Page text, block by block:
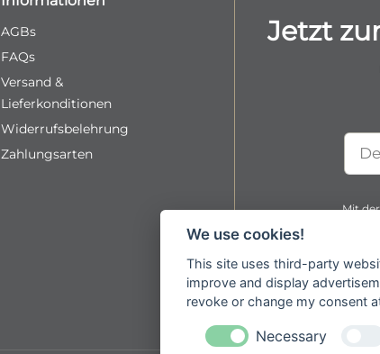
AGBs
FAQs
Versand &
Lieferkonditionen
Widerrufsbelehrung
Zahlungsarten
Jetzt
field
Mit
We use cookies!
This site uses third-party
improve and display
revoke or change my consent
Necessary